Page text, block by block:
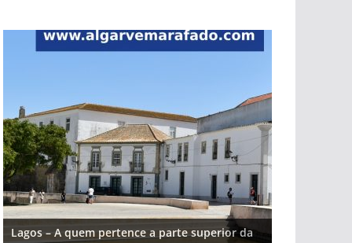
Lagos – A quem pertence a parte superior da